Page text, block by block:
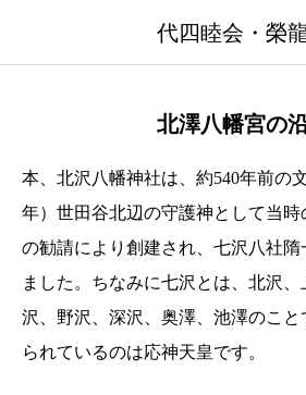
代四睦会・榮
下北沢・代沢4丁目の代四睦会 / 神輿会
ています
お問い合わせ
北澤八幡宮の
本、北沢八幡神社は、約540年前の
年）世田谷北辺の守護神として当
の勧請により創建され、七沢八社
ました。ちなみに七沢とは、北沢、
沢、野沢、深沢、奥澤、池澤のこ
られているのは応神天皇です。